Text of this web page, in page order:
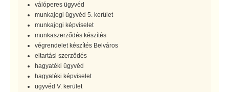
válóperes ügyvéd
munkajogi ügyvéd 5. kerület
munkajogi képviselet
munkaszerződés készítés
végrendelet készítés Belváros
eltartási szerződés
hagyatéki ügyvéd
hagyatéki képviselet
ügyvéd V. kerület